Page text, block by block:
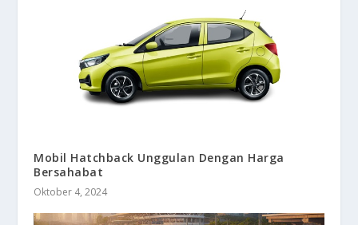
Mobil Hatchback Unggulan Dengan Harga
Bersahabat
Oktober 4, 2024